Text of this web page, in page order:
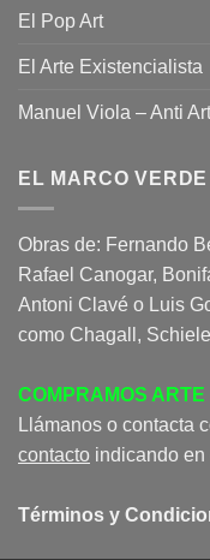
El Pop Art
El Arte Existencialista
Manuel Viola – Anti
EL MARCO VERDE
Obras de: Fernando
Rafael Canogar,
Antoni Clavé o Luis
como Chagall,
COMPRAMOS ARTE
Llámanos o contacta
contacto indicando en
Términos y